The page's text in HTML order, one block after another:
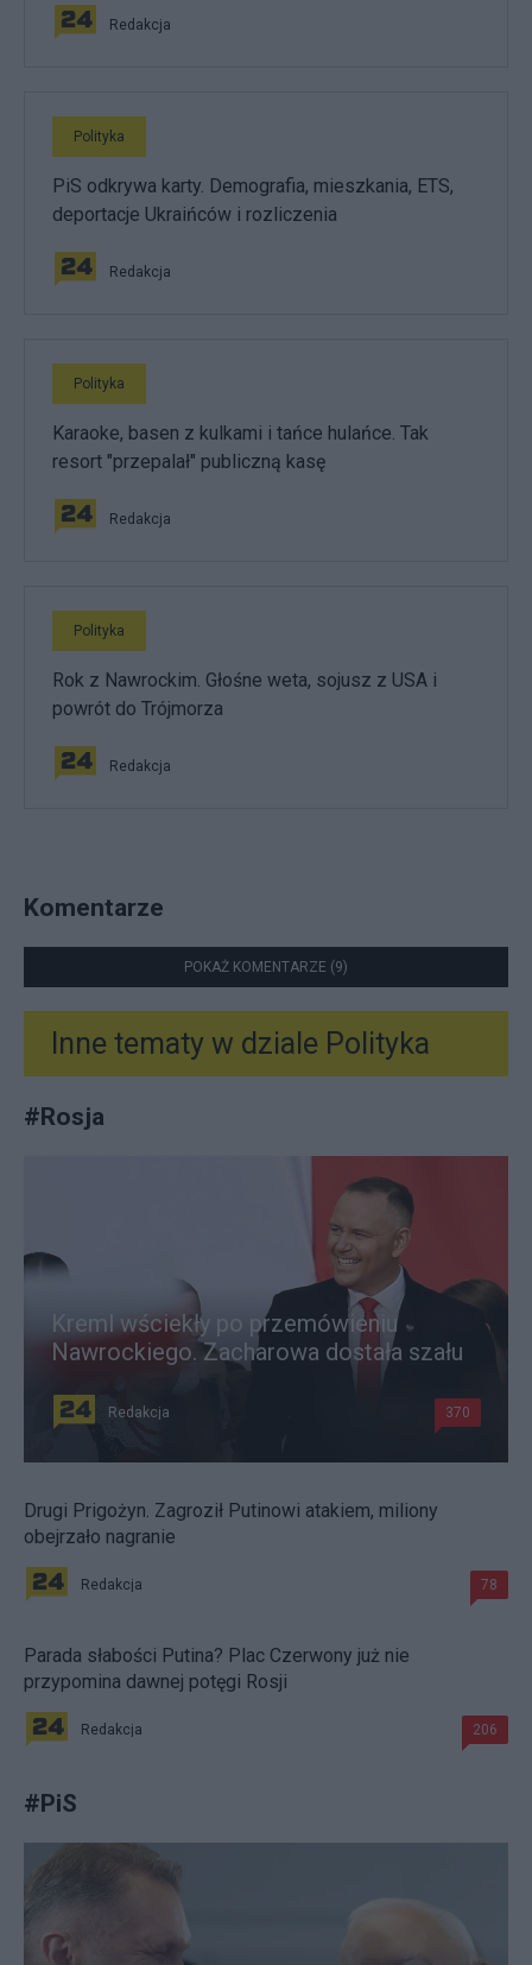
Redakcja
Polityka
PiS odkrywa karty. Demografia, mieszkania, ETS,
deportacje Ukraińców i rozliczenia
Redakcja
Polityka
Karaoke, basen z kulkami i tańce hulańce. Tak
resort "przepalał" publiczną kasę
Redakcja
Polityka
Rok z Nawrockim. Głośne weta, sojusz z USA i
powrót do Trójmorza
Redakcja
Komentarze
POKAŻ KOMENTARZE (9)
Inne tematy w dziale Polityka
#Rosja
Kreml wściekły po przemówieniu
Nawrockiego. Zacharowa dostała szału
Redakcja 370
Drugi Prigożyn. Zagroził Putinowi atakiem, miliony
obejrzało nagranie
Redakcja 78
Parada słabości Putina? Plac Czerwony już nie
przypomina dawnej potęgi Rosji
Redakcja 206
#PiS